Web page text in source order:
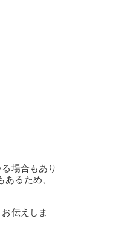
場合もあり
るため、
伝えしま